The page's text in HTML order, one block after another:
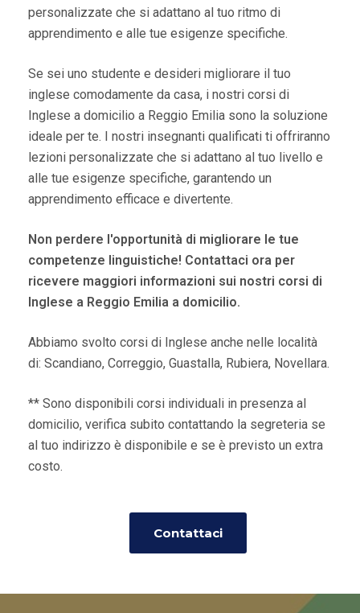
personalizzate che si adattano al tuo ritmo di
apprendimento e alle tue esigenze specifiche.
Se sei uno studente e desideri migliorare il tuo
inglese comodamente da casa, i nostri corsi di
Inglese a domicilio a Reggio Emilia sono la soluzione
ideale per te. I nostri insegnanti qualificati ti offriranno
lezioni personalizzate che si adattano al tuo livello e
alle tue esigenze specifiche, garantendo un
apprendimento efficace e divertente.
Non perdere l'opportunità di migliorare le tue
competenze linguistiche! Contattaci ora per
ricevere maggiori informazioni sui nostri corsi di
Inglese a Reggio Emilia a domicilio.
Abbiamo svolto corsi di Inglese anche nelle località
di: Scandiano, Correggio, Guastalla, Rubiera, Novellara.
** Sono disponibili corsi individuali in presenza al
domicilio, verifica subito contattando la segreteria se
al tuo indirizzo è disponibile e se è previsto un extra
costo.
Contattaci